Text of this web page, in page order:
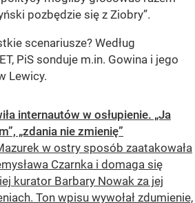
pozbędzie się z Ziobry”.
scenariusze? Według
PiS sonduje m.in. Gowina i jego
Lewicy.
internautów w osłupienie. „Ja
„zdania nie zmienię”
w ostry sposób zaatakowała
Czarnka i domaga się
kurator Barbary Nowak za jej
Ton wpisu wywołał zdumienie,